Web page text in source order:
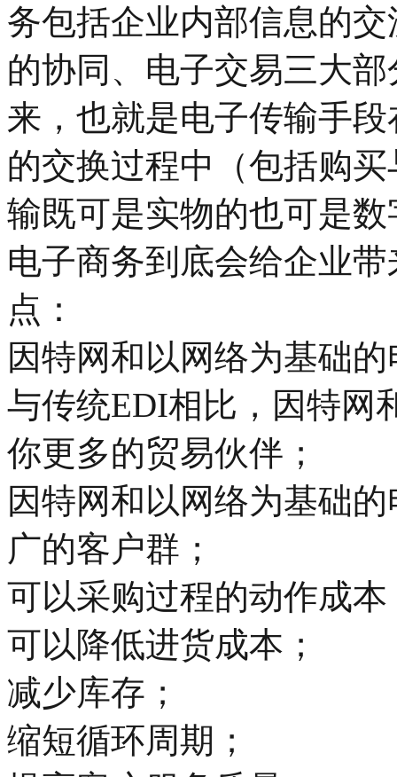
务包括企业内部信息的
的协同、电子交易三大
来，也就是电子传输手
的交换过程中（包括购
输既可是实物的也可是数
电子商务到底会给企业
点：
因特网和以网络为基础
与传统EDI相比，因特网
你更多的贸易伙伴；
因特网和以网络为基础
广的客户群；
可以采购过程的动作成本
可以降低进货成本；
减少库存；
缩短循环周期；